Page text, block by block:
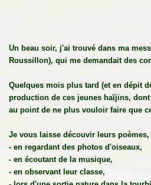
Un beau soir, j'ai trouvé dans ma
Roussillon), qui me demandait des
Quelques mois plus tard (et en dépit
production de ces jeunes haïjins,
au point de ne plus vouloir faire que
Je vous laisse découvir leurs
- en regardant des photos d'oiseaux,
- en écoutant de la
- en observant